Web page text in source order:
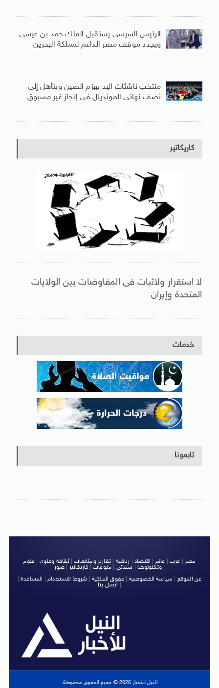
الرئيس السيسى يستقبل الملك حمد بن عيسى
ويجدد موقف مصر الداعم لمملكة البحرين
منتخب ناشئات اليد يهزم الصين ويتأهل إلى
نصف نهائى المونديال فى إنجاز غير مسبوق
كاريكاتير
لا استقرار ولاثبات فى المفاوضات بين الولايات
المتحدة وإيران
خدمات
تابعونا
مصر عرب عالم اقتصاد رياضة |تقارير ومتابعات|ثقافة وفنون
علوم
وتكنولوجيا| سيدتى منوعات كاريكاتير صور
|
عن الموقع
سياسة الخصوصية حقوق الملكية شروط الاستخدام| المساعدة|
اتصل بنا
النيل للأخبار 2026 © جميع الحقوق محفوظة.